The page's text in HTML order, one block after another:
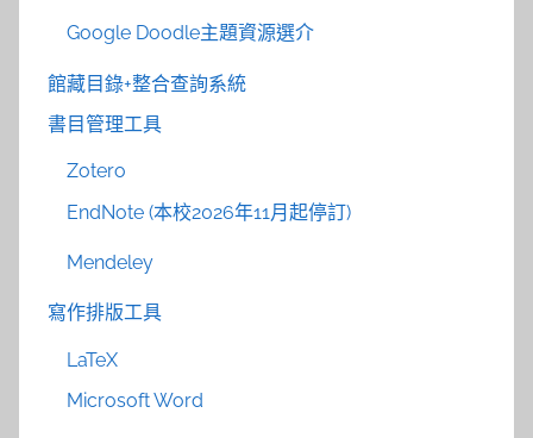
Google Doodle主題資源選介
館藏目錄+整合查詢系統
書目管理工具
Zotero
EndNote (本校2026年11月起停訂)
Mendeley
寫作排版工具
LaTeX
Microsoft Word